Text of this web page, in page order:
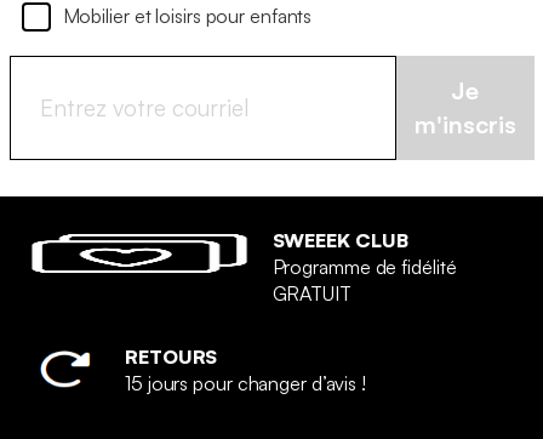
Mobilier et loisirs pour enfants
Je
m'inscris
SWEEEK CLUB
Programme de fidélité
GRATUIT
RETOURS
15 jours pour changer d’avis !